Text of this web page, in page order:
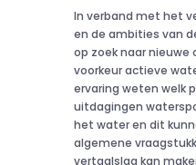
In verband met het
en de ambities van
op zoek naar nieuwe
voorkeur actieve
ervaring weten welk
uitdagingen
het water en dit
algemene
vertaalslag kan